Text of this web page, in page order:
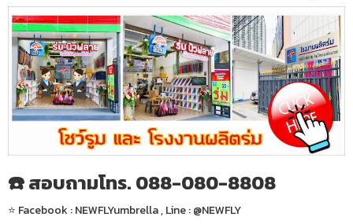
☎️ สอบถามโทร. 088-080-8808
⭐️ Facebook : NEWFLYumbrella , Line : @NEWFLY